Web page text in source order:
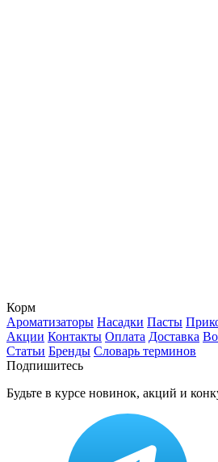
Корм
Ароматизаторы Насадки Пасты
Акции Контакты Оплата Доставка
Статьи Бренды Словарь терминов
Подпишитесь
Будьте в курсе новинок, акций и